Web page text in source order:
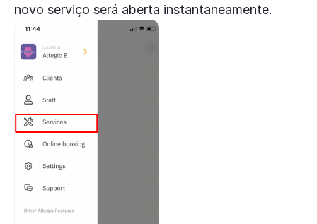
novo serviço será aberta instantaneamente.